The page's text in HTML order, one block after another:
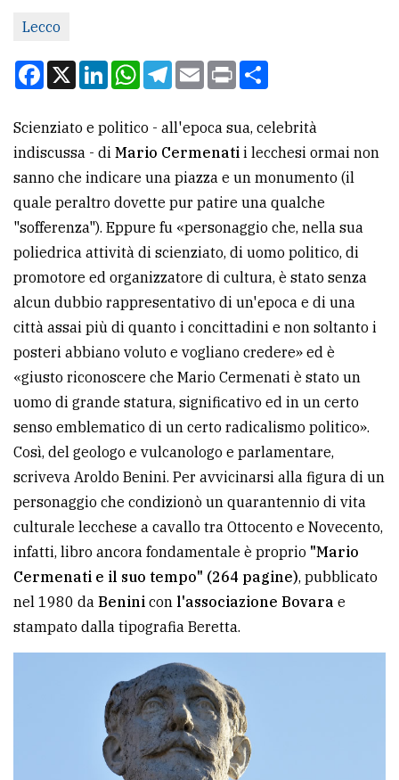
tua
pubblicità
CERCA
Cerca
per
comune
Ricerca
avanzata
LE
ALTRE
PRIVACY
Privacy
policy
Cookie
policy
Lecco
Facebook
X LinkedInWhatsApp
Telegram
EmailPrint
Scienziato e politico - all'epoca sua, celebrità
indiscussa - di Mario Cermenati i lecchesi ormai non
sanno che indicare una piazza e un monumento (il
quale peraltro dovette pur patire una qualche
"sofferenza"). Eppure fu «personaggio che, nella sua
poliedrica attività di scienziato, di uomo politico, di
promotore ed organizzatore di cultura, è stato senza
alcun dubbio rappresentativo di un'epoca e di una
città assai più di quanto i concittadini e non soltanto i
posteri abbiano voluto e vogliano credere» ed è
«giusto riconoscere che Mario Cermenati è stato un
uomo di grande statura, significativo ed in un certo
senso emblematico di un certo radicalismo politico».
Così, del geologo e vulcanologo e parlamentare,
scriveva Aroldo Benini. Per avvicinarsi alla figura di un
personaggio che condizionò un quarantennio di vita
culturale lecchese a cavallo tra Ottocento e Novecento,
infatti, libro ancora fondamentale è proprio "Mario
Cermenati e il suo tempo" (264 pagine), pubblicato
nel 1980 da Benini con l'associazione Bovara e
stampato dalla tipografia Beretta.